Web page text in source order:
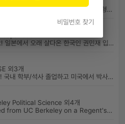
비밀번호 찾기
고려대학교 국어국문학과 20학번 (학교추천 2 전형, 최초합) 성균관대...
안녕허세요! 일본에서 오래 살다온 한국인 권민재 입니다. 16년간 설고...
외3개
Welcome! 국내 학부/석사 졸업하고 미국에서 박사과정 재학중입니다. ...
Political Science 외4개
Graduated from UC Berkeley on a Regent's Scholarship. Af...